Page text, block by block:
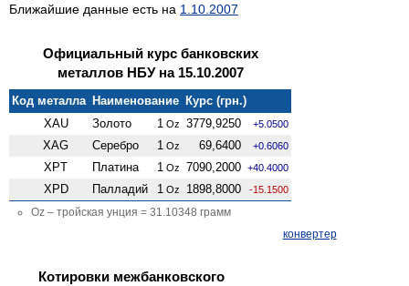
Ближайшие данные есть на 1.10.2007
Официальный курс банковских
металлов НБУ на 15.10.2007
Код металла Наименование Курс (грн.)
XAU
Золото 1 Oz 3779,9250 +5.0500
XAG Серебро 1 Oz 69,6400 +0.6060
XPT Платина 1 Oz 7090,2000 +40.4000
XPD Палладий 1 Oz 1898,8000 -15.1500
Oz – тройская унция = 31.10348 грамм
конвертер
Котировки межбанковского